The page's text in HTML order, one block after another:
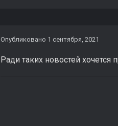
Опубликовано 1 сентября, 2021
Ради таких новостей